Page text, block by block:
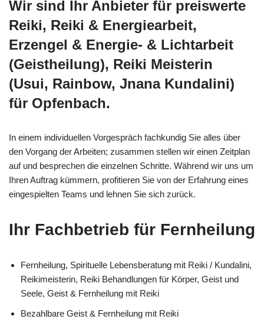
Wir sind Ihr Anbieter für preiswerte
Reiki, Reiki & Energiearbeit,
Erzengel & Energie- & Lichtarbeit
(Geistheilung), Reiki Meisterin
(Usui, Rainbow, Jnana Kundalini)
für Opfenbach.
In einem individuellen Vorgespräch fachkundig Sie alles über
den Vorgang der Arbeiten; zusammen stellen wir einen Zeitplan
auf und besprechen die einzelnen Schritte. Während wir uns um
Ihren Auftrag kümmern, profitieren Sie von der Erfahrung eines
eingespielten Teams und lehnen Sie sich zurück.
Ihr Fachbetrieb für Fernheilung
Fernheilung, Spirituelle Lebensberatung mit Reiki / Kundalini,
Reikimeisterin, Reiki Behandlungen für Körper, Geist und
Seele, Geist & Fernheilung mit Reiki
Bezahlbare Geist & Fernheilung mit Reiki